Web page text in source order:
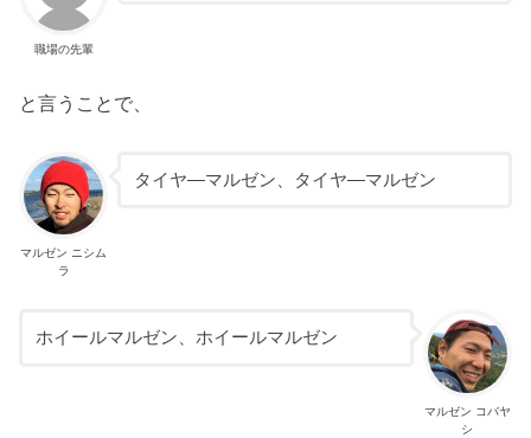
職場の先輩
と言うことで、
マルゼン ニシム
ラ
タイヤ―マルゼン、タイヤ―マルゼン
マルゼン コバヤ
シ
ホイールマルゼン、ホイールマルゼン